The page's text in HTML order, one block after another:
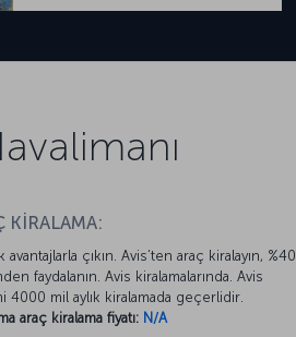
KİRALAMA:
avantajlarla çıkın. Avis’ten araç kiralayın, %40
faydalanın. Avis kiralamalarında. Avis
4000 mil aylık kiralamada geçerlidir.
araç kiralama fiyatı: N/A